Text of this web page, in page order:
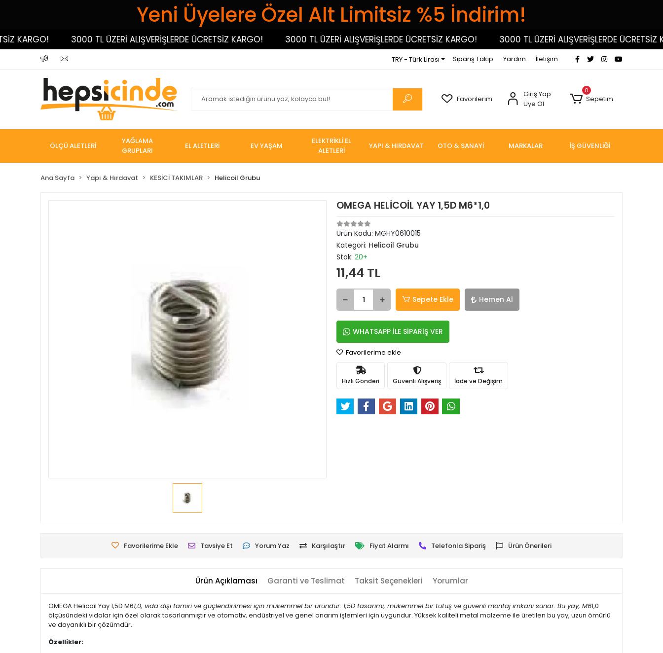
Yeni Üyelere Özel Alt Limitsiz %5 İndirim!
3000 TL ÜZERİ ALIŞVERİŞLERDE ÜCRETSİZ KARGO! 3000 TL ÜZERİ ALIŞVERİŞLERDE ÜCRETSİZ KARGO! 3000 TL ÜZERİ ALIŞVERİŞLERDE ÜCRETSİZ
TRY - Türk Lirası Sipariş Takip Yardım İletişim
Favorilerim
Giriş Yap
Üye Ol
0
Sepetim
ÖLÇÜ ALETLERİ
YAĞLAMA
GRUPLARI
EL ALETLERİ EV YAŞAM
ELEKTRİKLİ EL
ALETLERİ
YAPI & HIRDAVAT OTO & SANAYİ MARKALAR İŞ GÜVENLİĞİ
Ana Sayfa Yapı & Hırdavat KESİCİ TAKIMLAR Helicoil Grubu
OMEGA HELİCOİL YAY 1,5D M6*1,0
Ürün Kodu: MGHY0610015
Kategori: Helicoil Grubu
Stok: 20+
11,44 TL
Sepete Ekle Hemen Al
WHATSAPP İLE SİPARİŞ VER
Favorilerime ekle
Hızlı Gönderi Güvenli Alışveriş İade ve Değişim
Favorilerime Ekle Tavsiye Et Yorum Yaz Karşılaştır Fiyat Alarmı Telefonla Sipariş Ürün Önerileri
Ürün Açıklaması Garanti ve Teslimat Taksit Seçenekleri Yorumlar
OMEGA Helicoil Yay 1,5D M61,0, vida dişi tamiri ve güçlendirilmesi için mükemmel bir üründür. 1,5D tasarımı, mükemmel bir tutuş ve güvenli montaj imkanı sunar. Bu yay, M61,0
ölçüsündeki vidalar için özel olarak tasarlanmıştır ve otomotiv, endüstriyel ve genel onarım işlemleri için uygundur. Yüksek kaliteli metal malzeme ile üretilen bu yay, uzun ömürlü
ve dayanıklı bir çözümdür.
Özellikler: